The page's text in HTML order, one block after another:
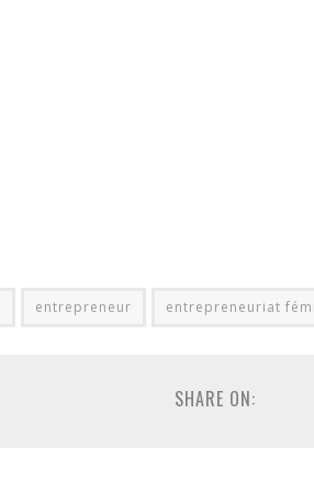
entrepreneur entrepreneuriat
SHARE ON: